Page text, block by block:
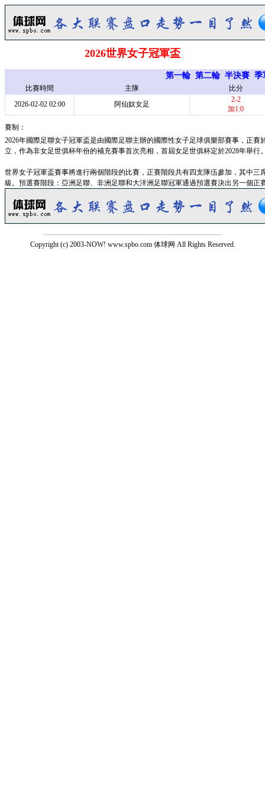
2026世界女子冠軍盃
第一輪 第二輪 半決賽 季
比賽時間 主隊
比分
2026-02-02 02:00
阿仙奴女足
2-2
加1:0
賽制：
2026年國際足聯女子冠軍盃是由國際足聯主辦的國際性女子足球俱樂部賽事，正
立，作為非女足世俱杯年份的補充賽事首次亮相，首屆女足世俱杯定於2028年舉行
世界女子冠軍盃賽事將進行兩個階段的比賽，正賽階段共有四支隊伍參加，其中
級。預選賽階段：亞洲足聯、非洲足聯和大洋洲足聯冠軍通過預選賽決出另一個正
Copyright (c) 2003-NOW! www.spbo.com 体球网 All Rights Reserved.